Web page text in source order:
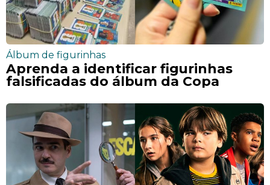
Álbum de figurinhas
Aprenda a identificar figurinhas
falsificadas do álbum da Copa